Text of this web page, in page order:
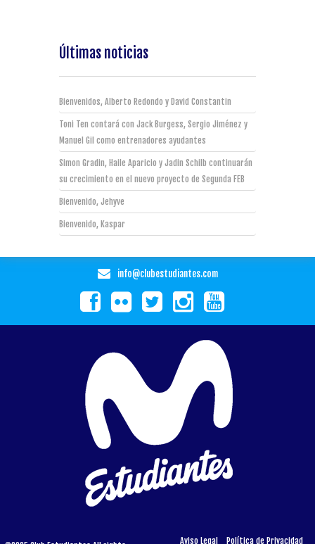
Últimas noticias
Bienvenidos, Alberto Redondo y David Constantin
Toni Ten contará con Jack Burgess, Sergio Jiménez y
Manuel Gil como entrenadores ayudantes
Simon Gradin, Haile Aparicio y Jadin Schilb continuarán
su crecimiento en el nuevo proyecto de Segunda FEB
Bienvenido, Jehyve
Bienvenido, Kaspar
info@clubestudiantes.com
Aviso Legal Política de Privacidad